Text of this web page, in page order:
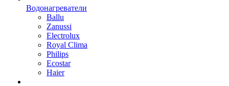
Водонагреватели
Ballu
Zanussi
Electrolux
Royal Clima
Philips
Ecostar
Haier